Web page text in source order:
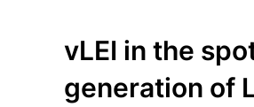
vLEI in the
generation of